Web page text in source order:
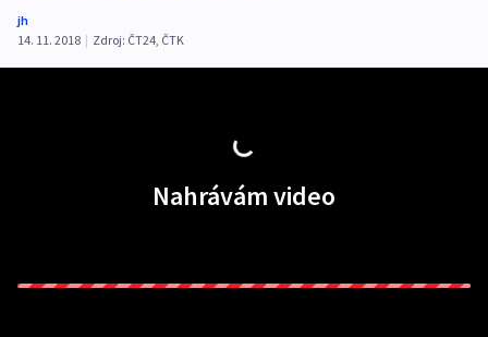
jh
14. 11. 2018 | Zdroj: ČT24, ČTK
Nahrávám video